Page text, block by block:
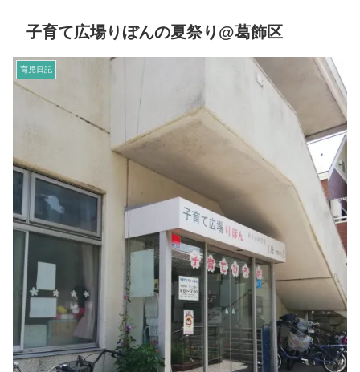
子育て広場りぼんの夏祭り@葛飾区
育児日記